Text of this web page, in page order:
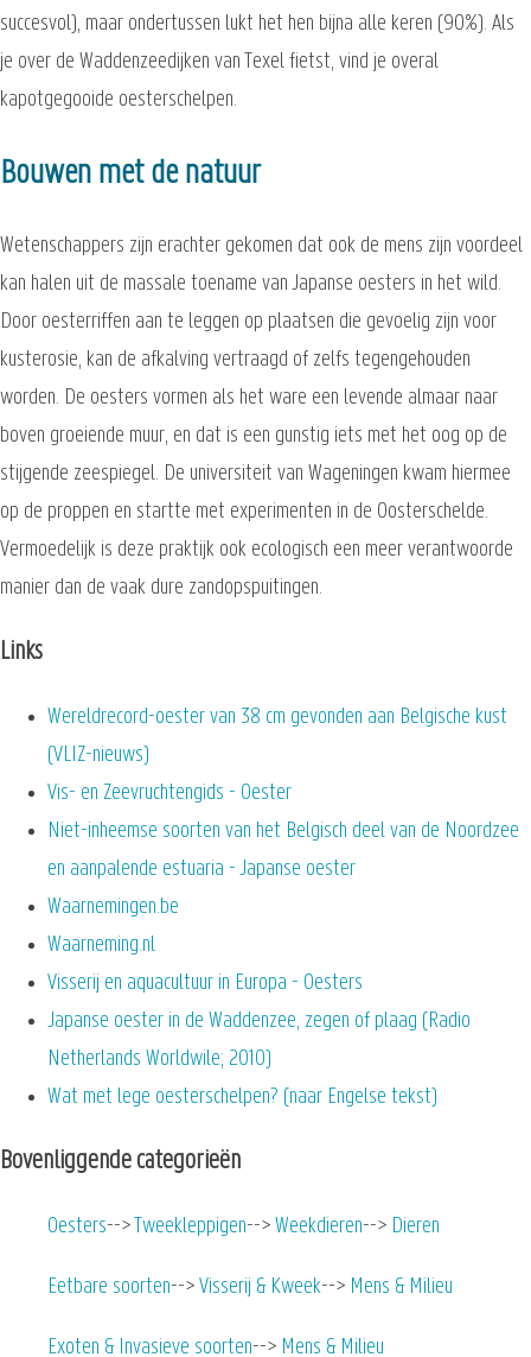
succesvol), maar ondertussen lukt het hen bijna alle keren (90%). Als
je over de Waddenzeedijken van Texel fietst, vind je overal
kapotgegooide oesterschelpen.
Bouwen met de natuur
Wetenschappers zijn erachter gekomen dat ook de mens zijn voordeel
kan halen uit de massale toename van Japanse oesters in het wild.
Door oesterriffen aan te leggen op plaatsen die gevoelig zijn voor
kusterosie, kan de afkalving vertraagd of zelfs tegengehouden
worden. De oesters vormen als het ware een levende almaar naar
boven groeiende muur, en dat is een gunstig iets met het oog op de
stijgende zeespiegel. De universiteit van Wageningen kwam hiermee
op de proppen en startte met experimenten in de Oosterschelde.
Vermoedelijk is deze praktijk ook ecologisch een meer verantwoorde
manier dan de vaak dure zandopspuitingen.
Links
Wereldrecord-oester van 38 cm gevonden aan Belgische kust
(VLIZ-nieuws)
Vis- en Zeevruchtengids - Oester
Niet-inheemse soorten van het Belgisch deel van de Noordzee
en aanpalende estuaria - Japanse oester
Waarnemingen.be
Waarneming.nl
Visserij en aquacultuur in Europa - Oesters
Japanse oester in de Waddenzee, zegen of plaag (Radio
Netherlands Worldwile; 2010)
Wat met lege oesterschelpen? (naar Engelse tekst)
Bovenliggende categorieën
Oesters Tweekleppigen Weekdieren Dieren
Eetbare soorten Visserij & Kweek Mens & Milieu
Exoten & Invasieve soorten Mens & Milieu